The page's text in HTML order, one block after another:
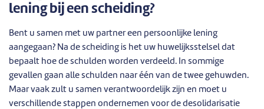
lening bij een scheiding?
Bent u samen met uw partner een persoonlijke lening
aangegaan? Na de scheiding is het uw huwelijksstelsel dat
bepaalt hoe de schulden worden verdeeld. In sommige
gevallen gaan alle schulden naar één van de twee gehuwden.
Maar vaak zult u samen verantwoordelijk zijn en moet u
verschillende stappen ondernemen voor de desolidarisatie